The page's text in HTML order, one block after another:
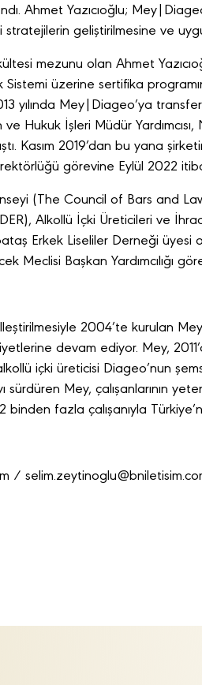
Ahmet Yazıcıoğlu;
stratejilerin geliştirilmesine ve
mezunu olan Ahmet
üzerine sertifika
yılında Mey|Diageo’ya
ve Hukuk İşleri Müdür
Kasım 2019’dan bu yana
görevine Eylül 2022
(The Council of Bars and
Alkollü İçki Üreticileri ve
Erkek Liseliler Derneği üyesi
Meclisi Başkan Yardımcılığı
2004’te kurulan
devam ediyor. Mey,
içki üreticisi Diageo’nun
sürdüren Mey, çalışanlarının
fazla çalışanıyla
/